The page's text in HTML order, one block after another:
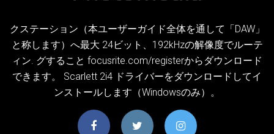
クステーション（本ユーザーガイド全体を通して「DAW」
と称します）へ最大 24ビット、192kHzの解像度でルーテ
ィン. グすること focusrite.com/registerからダウンロード
できます。 Scarlett 2i4 ドライバーをダウンロードしてイ
ンストールします（Windowsのみ）。